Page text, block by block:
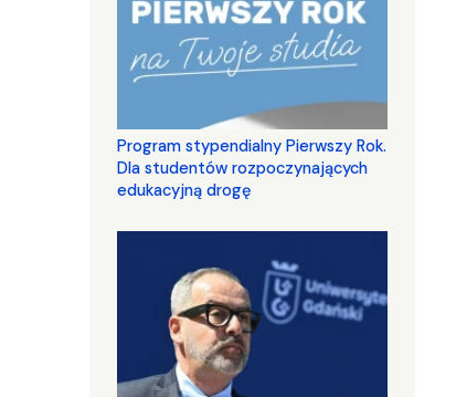
Program stypendialny Pierwszy Rok.
Dla studentów rozpoczynających
edukacyjną drogę